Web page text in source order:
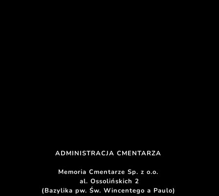
ADMINISTRACJA CMENTARZA
Memoria Cmentarze Sp. z o.o.
al. Ossolińskich 2
(Bazylika pw. Św. Wincentego a Paulo)